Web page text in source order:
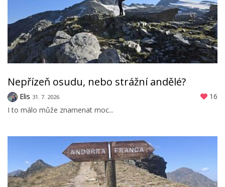
Nepřízeň osudu, nebo strážní andělé?
Elis 31. 7. 2026
16
I to málo může znamenat moc...